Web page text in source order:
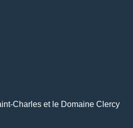
Charles et le Domaine Clercy